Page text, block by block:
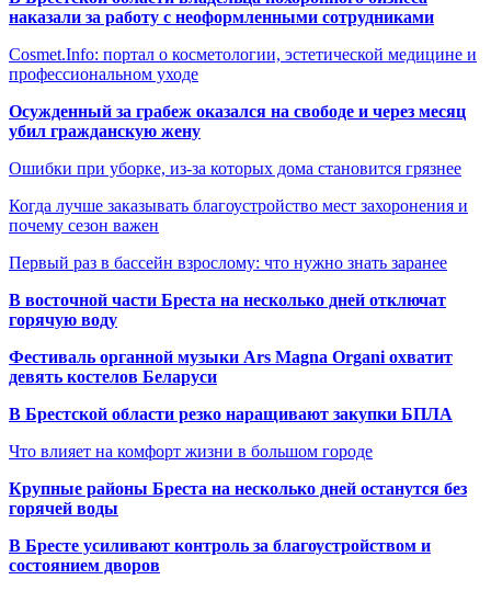
наказали за работу с неоформленными сотрудниками
Cosmet.Info: портал о косметологии, эстетической медицине и
профессиональном уходе
Осужденный за грабеж оказался на свободе и через месяц
убил гражданскую жену
Ошибки при уборке, из-за которых дома становится грязнее
Когда лучше заказывать благоустройство мест захоронения и
почему сезон важен
Первый раз в бассейн взрослому: что нужно знать заранее
В восточной части Бреста на несколько дней отключат
горячую воду
Фестиваль органной музыки Ars Magna Organi охватит
девять костелов Беларуси
В Брестской области резко наращивают закупки БПЛА
Что влияет на комфорт жизни в большом городе
Крупные районы Бреста на несколько дней останутся без
горячей воды
В Бресте усиливают контроль за благоустройством и
состоянием дворов